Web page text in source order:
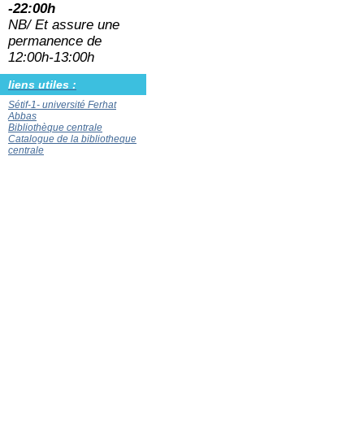
-22:00h
NB/ Et assure une
permanence de
12:00h-13:00h
liens utiles :
Sétif-1- université Ferhat
Abbas
Bibliothèque centrale
Catalogue de la bibliotheque
centrale